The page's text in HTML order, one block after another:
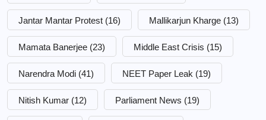
Jantar Mantar Protest (16) Mallikarjun Kharge (13)
Mamata Banerjee (23) Middle East Crisis (15)
Narendra Modi (41) NEET Paper Leak (19)
Nitish Kumar (12) Parliament News (19)